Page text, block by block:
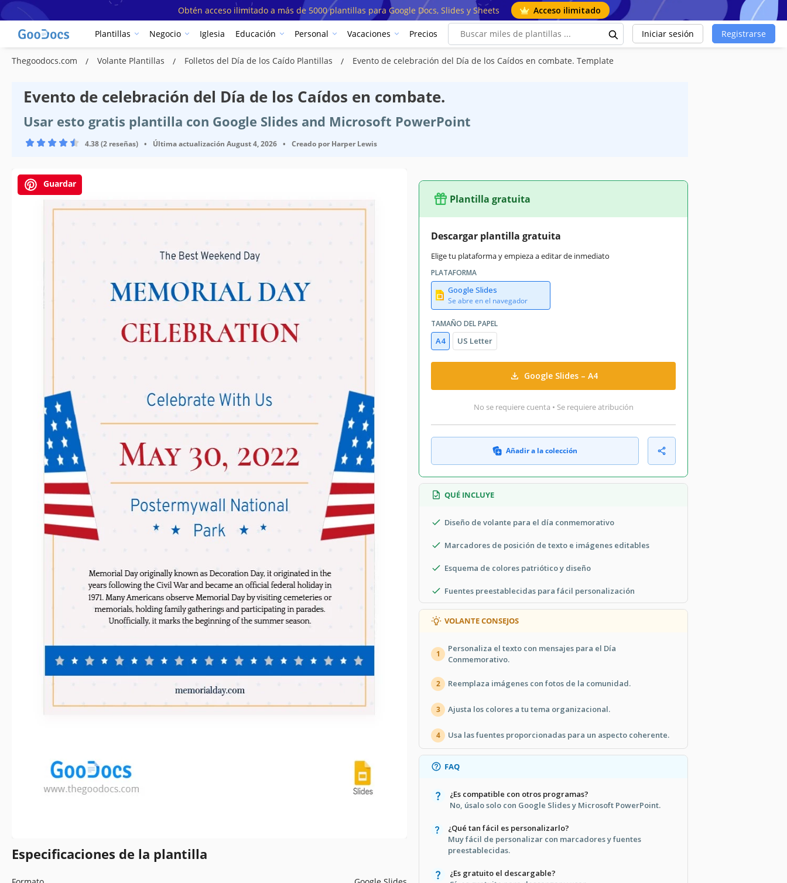
Obtén acceso ilimitado a más de 5000 plantillas para Google Docs, Slides y Sheets Acceso ilimitado
Plantillas Negocio Iglesia Educación Personal Vacaciones Precios Iniciar sesión Registrarse
Thegoodocs.com Volante Plantillas Folletos del Día de los Caído Plantillas Evento de celebración del Día de los Caídos en combate. Template
Evento de celebración del Día de los Caídos en combate.
Usar esto gratis plantilla con Google Slides and Microsoft PowerPoint
4.38 (2 reseñas) • Última actualización August 4, 2026 • Creado por Harper Lewis
Guardar
Especificaciones de la plantilla
Plantilla gratuita
Descargar plantilla gratuita
Elige tu plataforma y empieza a editar de inmediato
PLATAFORMA
Google Slides
Se abre en el navegador
TAMAÑO DEL PAPEL
A4 US Letter
Google Slides – A4
No se requiere cuenta • Se requiere atribución
Añadir a la colección
QUÉ INCLUYE
Diseño de volante para el día conmemorativo
Marcadores de posición de texto e imágenes editables
Esquema de colores patriótico y diseño
Fuentes preestablecidas para fácil personalización
VOLANTE CONSEJOS
1
Personaliza el texto con mensajes para el Día
Conmemorativo.
2 Reemplaza imágenes con fotos de la comunidad.
3 Ajusta los colores a tu tema organizacional.
4 Usa las fuentes proporcionadas para un aspecto coherente.
FAQ
¿Es compatible con otros programas?
No, úsalo solo con Google Slides y Microsoft PowerPoint.
¿Qué tan fácil es personalizarlo?
Muy fácil de personalizar con marcadores y fuentes
preestablecidas.
¿Es gratuito el descargable?